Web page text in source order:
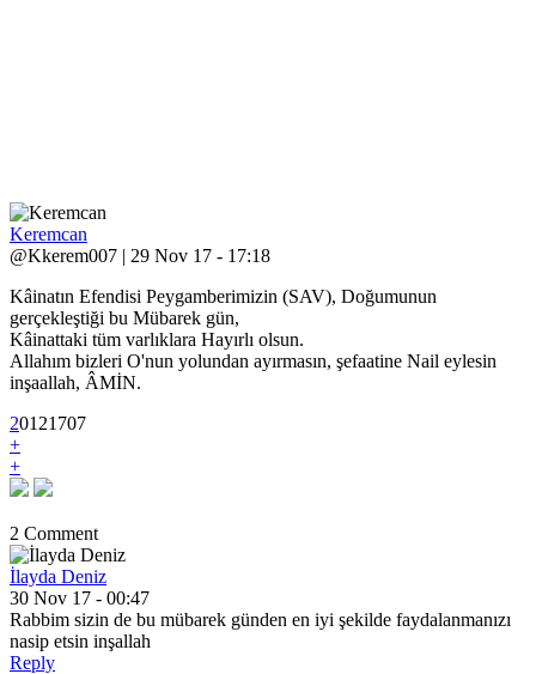
Keremcan
@Kkerem007 | 29 Nov 17 - 17:18
Kâinatın Efendisi Peygamberimizin (SAV), Doğumunun
gerçekleştiği bu Mübarek gün,
Kâinattaki tüm varlıklara Hayırlı olsun.
Allahım bizleri O'nun yolundan ayırmasın, şefaatine Nail eylesin
inşaallah, ÂMİN.
20121707
+
+
2 Comment
İlayda Deniz
30 Nov 17 - 00:47
Rabbim sizin de bu mübarek günden en iyi şekilde faydalanmanızı
nasip etsin inşallah
Reply